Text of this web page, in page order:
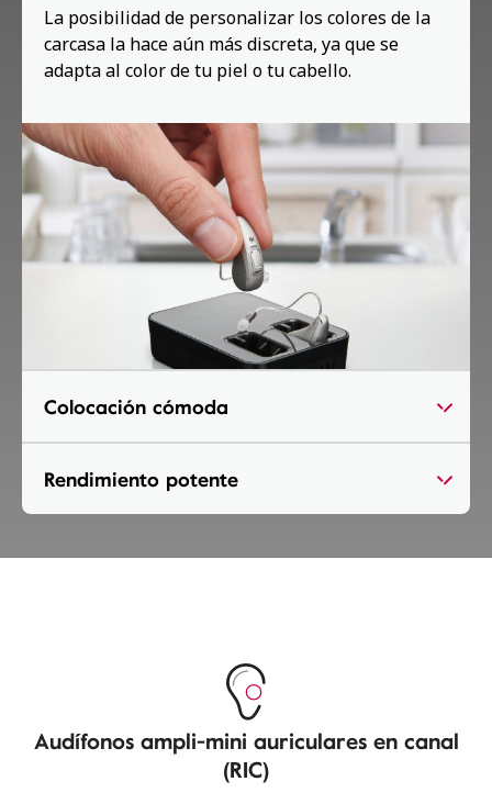
La posibilidad de personalizar los colores de la
carcasa la hace aún más discreta, ya que se
adapta al color de tu piel o tu cabello.
Colocación cómoda
Rendimiento potente
Audífonos ampli-mini auriculares en canal
(RIC)